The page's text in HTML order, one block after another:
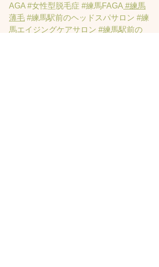
AGA #女性型脱毛症 #練馬FAGA #練馬
薄毛 #練馬駅前のヘッドスパサロン #練
馬エイジングケアサロン #練馬駅前の